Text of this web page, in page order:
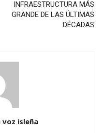
INFRAESTRUCTURA MÁS
GRANDE DE LAS ÚLTIMAS
DÉCADAS
voz isleña